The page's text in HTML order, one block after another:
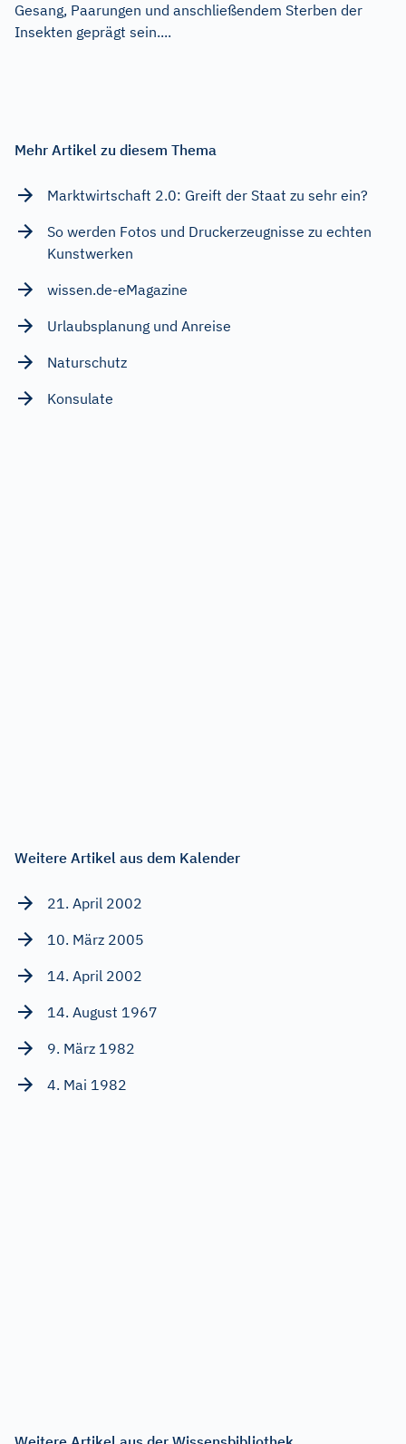
Gesang, Paarungen und anschließendem Sterben der
Insekten geprägt sein....
Mehr Artikel zu diesem Thema
Marktwirtschaft 2.0: Greift der Staat zu sehr ein?
So werden Fotos und Druckerzeugnisse zu echten
Kunstwerken
wissen.de-eMagazine
Urlaubsplanung und Anreise
Naturschutz
Konsulate
Weitere Artikel aus dem Kalender
21. April 2002
10. März 2005
14. April 2002
14. August 1967
9. März 1982
4. Mai 1982